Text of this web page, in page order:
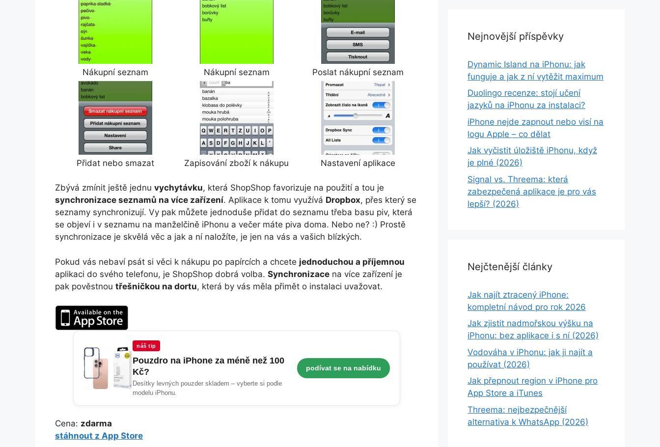
Nákupní seznam Nákupní seznam Poslat nákupní seznam
Přidat nebo smazat Zapisování zboží k nákupu Nastavení aplikace
Zbývá zmínit ještě jednu vychytávku, která ShopShop favorizuje na použití a tou je
synchronizace seznamů na více zařízení. Aplikace k tomu využívá Dropbox, přes který se
seznamy synchronizují. Vy pak můžete jednoduše přidat do seznamu třeba basu piv, která
se objeví i v seznamu na manželčině iPhonu a večer máte piva doma. Nebo ne? :) Prostě
synchronizace je skvělá věc a jak a ní naložíte, je jen na vás a vašich blízkých.
Pokud vás nebaví psát si věci k nákupu po papírcích a chcete jednoduchou a příjemnou
aplikaci do svého telefonu, je ShopShop dobrá volba. Synchronizace na více zařízení je
pak pověstnou třešničkou na dortu, která by vás měla přimět o instalaci uvažovat.
náš tip
Pouzdro na iPhone za méně než 100
Kč?
Desítky levných pouzder skladem – vyberte si podle
modelu iPhonu.
podívat se na nabídku
Cena: zdarma
stáhnout z App Store
Nejnovější příspěvky
Dynamic Island na iPhonu: jak
funguje a jak z ní vytěžit maximum
Duolingo recenze: stojí učení
jazyků na iPhonu za instalaci?
iPhone nejde zapnout nebo visí na
logu Apple – co dělat
Jak vyčistit úložiště iPhonu, když
je plné (2026)
Signal vs. Threema: která
zabezpečená aplikace je pro vás
lepší? (2026)
Nejčtenější články
Jak najít ztracený iPhone:
kompletní návod pro rok 2026
Jak zjistit nadmořskou výšku na
iPhonu: bez aplikace i s ní (2026)
Vodováha v iPhonu: jak ji najít a
používat (2026)
Jak přepnout region v iPhone pro
App Store a iTunes
Threema: nejbezpečnější
alternativa k WhatsApp (2026)